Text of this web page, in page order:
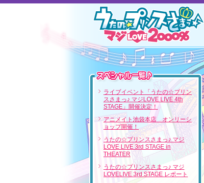
スペシャル一覧
ライブイベント「うたの☆プリン
スさまっ♪ マジLOVE LIVE 4th
STAGE」開催決定！
アニメイト池袋本店 オンリーシ
ョップ開催！
うたの☆プリンスさまっ♪ マジ
LOVE LIVE 3rd STAGE in
THEATER
うたの☆プリンスさまっ♪ マジ
LOVELIVE 3rd STAGE レポート